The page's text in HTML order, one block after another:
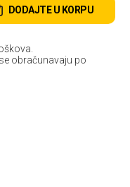
DODAJTE U KORPU
obračunavaju po